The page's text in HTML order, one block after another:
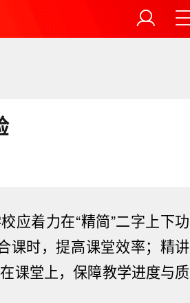
应着力在“精简”二字上下功
课时，提高课堂效率；精讲
课堂上，保障教学进度与质